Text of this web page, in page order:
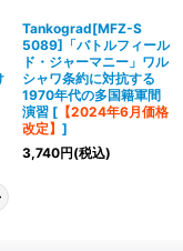
Tankograd[MFZ-S
5089]「バトルフィール
ド・ジャーマニー」ワル
シャワ条約に対抗する
1970年代の多国籍軍間
演習 [ 【2024年6月価格
改定】 ]
3,740円(税込)